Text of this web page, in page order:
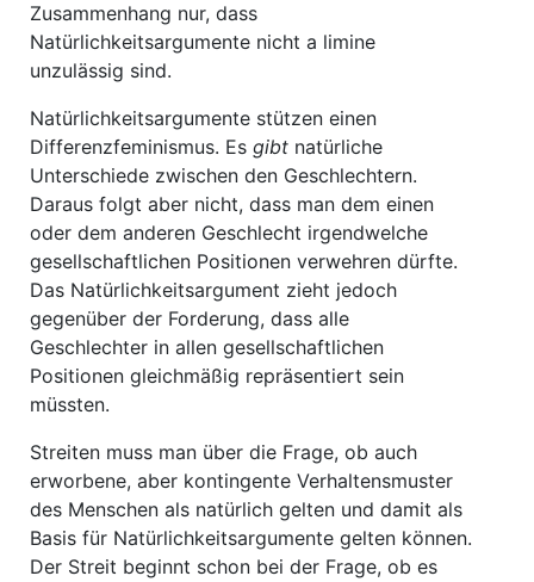
Zusammenhang nur, dass
Natürlichkeitsargumente nicht a limine
unzulässig sind.
Natürlichkeitsargumente stützen einen
Differenzfeminismus. Es gibt natürliche
Unterschiede zwischen den Geschlechtern.
Daraus folgt aber nicht, dass man dem einen
oder dem anderen Geschlecht irgendwelche
gesellschaftlichen Positionen verwehren dürfte.
Das Natürlichkeitsargument zieht jedoch
gegenüber der Forderung, dass alle
Geschlechter in allen gesellschaftlichen
Positionen gleichmäßig repräsentiert sein
müssten.
Streiten muss man über die Frage, ob auch
erworbene, aber kontingente Verhaltensmuster
des Menschen als natürlich gelten und damit als
Basis für Natürlichkeitsargumente gelten können.
Der Streit beginnt schon bei der Frage, ob es